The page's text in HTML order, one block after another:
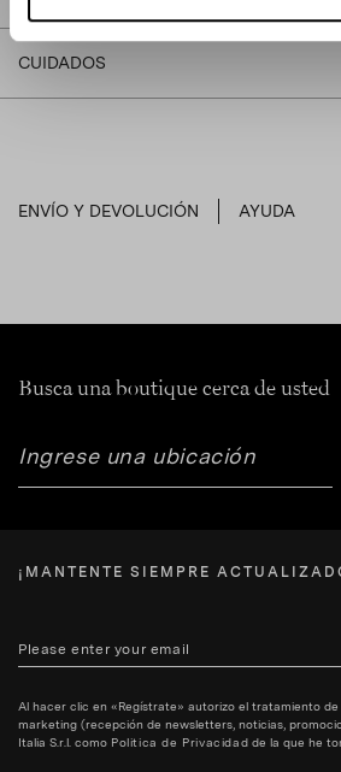
CUIDADOS
ENVÍO Y DEVOLUCIÓN AYUDA
Busca una boutique cerca de usted
¡MANTENTE SIEMPRE
Al hacer clic en «Regístrate» autorizo el tratamiento
marketing (recepción de newsletters, noticias,
Italia S.r.l. como Politica de Privacidad de la que he